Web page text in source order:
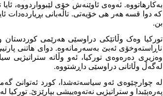
بەکارهاتووە. ئەوەی ئاوێنەش خۆی لێبوواردووە، ئایا
کە دوا قسە هەر هی خۆیەتی. تاڵەبانی بڕیاردەدات
بن.
تورکیا وەک وڵاتێکی دراوسێی هەرێمی کوردستان
ناڕاستەوخۆی ئەبێ بەسەرمانەوە. دوای هاتنی
لەگەڵ وڵاتانی دراوسێی داڕشتووە.
لە چوارچێوەی ئەو سیاسەتەشدا، کورد ئەتوانێ
پەرەپێبدا و ستراتیژیی نەتەوەییشی بپارێزێ.